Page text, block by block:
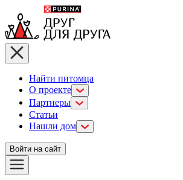
Найти питомца
О проекте
Партнеры
Статьи
Нашли дом
Войти на сайт